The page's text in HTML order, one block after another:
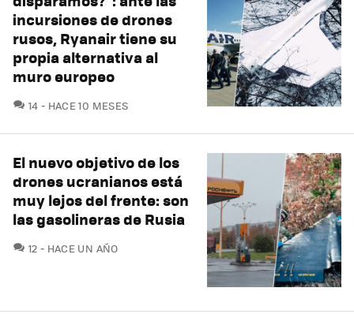
incursiones de drones
rusos, Ryanair tiene su
propia alternativa al
muro europeo
14 COMENTARIOS
HACE 10 MESES
El nuevo objetivo de los
drones ucranianos está
muy lejos del frente: son
las gasolineras de Rusia
12 COMENTARIOS
HACE UN AÑO